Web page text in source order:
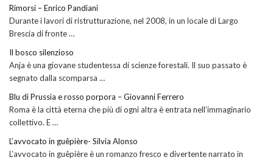
Rimorsi – Enrico Pandiani
Durante i lavori di ristrutturazione, nel 2008, in un locale di Largo
Brescia di fronte …
Il bosco silenzioso
Anja è una giovane studentessa di scienze forestali. Il suo passato è
segnato dalla scomparsa …
Blu di Prussia e rosso porpora – Giovanni Ferrero
Roma è la città eterna che più di ogni altra è entrata nell’immaginario
collettivo. E …
L’avvocato in guêpière- Silvia Alonso
L’avvocato in guêpière è un romanzo fresco e divertente narrato in